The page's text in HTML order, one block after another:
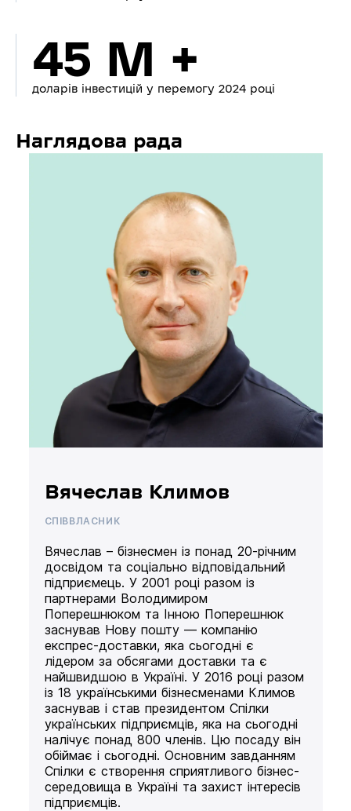
45 M +
доларів інвестицій у перемогу 2024 році
Наглядова рада
Вячеслав Климов
СПІВВЛАСНИК
Вячеслав – бізнесмен із понад 20-річним
досвідом та соціально відповідальний
підприємець. У 2001 році разом із
партнерами Володимиром
Поперешнюком та Інною Поперешнюк
заснував Нову пошту — компанію
експрес-доставки, яка сьогодні є
лідером за обсягами доставки та є
найшвидшою в Україні. У 2016 році разом
із 18 українськими бізнесменами Климов
заснував і став президентом Спілки
українських підприємців, яка на сьогодні
налічує понад 800 членів. Цю посаду він
обіймає і сьогодні. Основним завданням
Спілки є створення сприятливого бізнес-
середовища в Україні та захист інтересів
підприємців.